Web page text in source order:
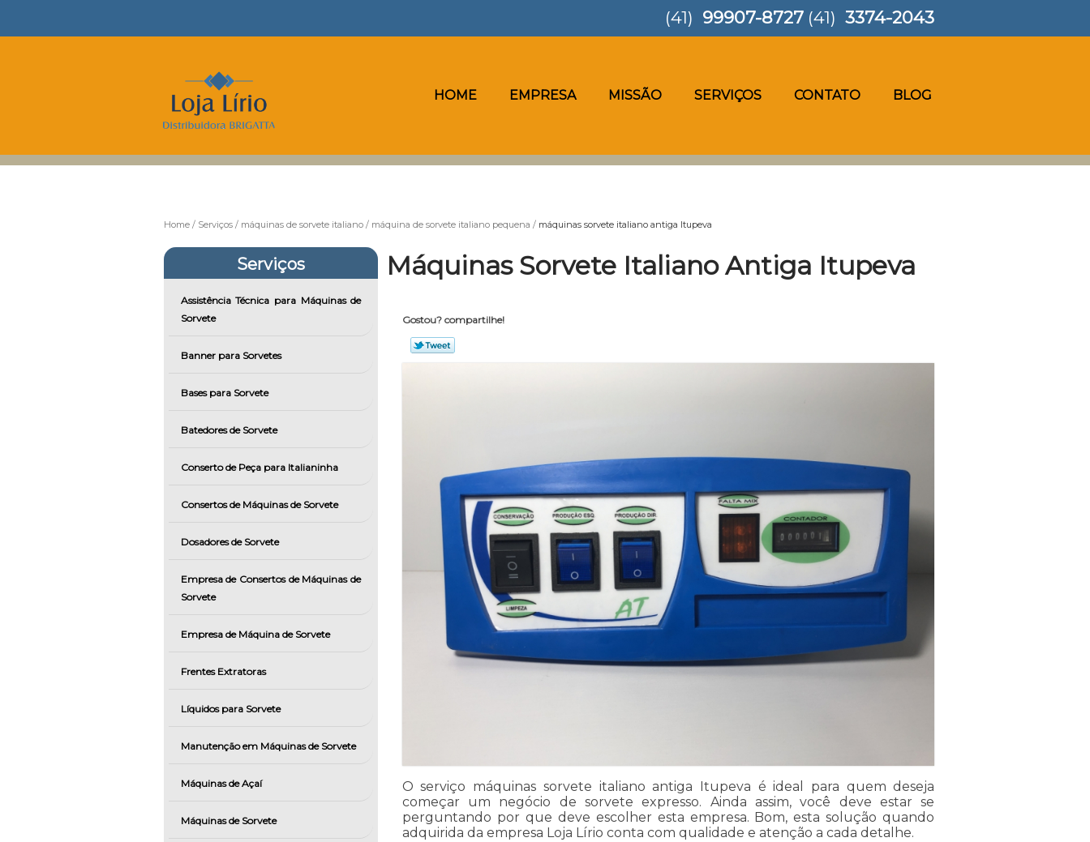
HOME EMPRESA MISSÃO SERVIÇOS CONTATO BLOG
(41) 99907-8727 (41) 3374-2043
Home Serviços máquinas de sorvete italiano máquina de sorvete italiano pequena máquinas sorvete italiano antiga Itupeva
Serviços
Assistência Técnica para Máquinas de
Sorvete
Banner para Sorvetes
Bases para Sorvete
Batedores de Sorvete
Conserto de Peça para Italianinha
Consertos de Máquinas de Sorvete
Dosadores de Sorvete
Empresa de Consertos de Máquinas de
Sorvete
Empresa de Máquina de Sorvete
Frentes Extratoras
Líquidos para Sorvete
Manutenção em Máquinas de Sorvete
Máquinas de Açaí
Máquinas de Sorvete
Máquinas Sorvete Italiano Antiga Itupeva
Gostou? compartilhe!
O serviço máquinas sorvete italiano antiga Itupeva é ideal para quem deseja
começar um negócio de sorvete expresso. Ainda assim, você deve estar se
perguntando por que deve escolher esta empresa. Bom, esta solução quando
adquirida da empresa Loja Lírio conta com qualidade e atenção a cada detalhe.